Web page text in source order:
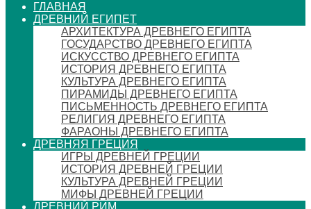
ГЛАВНАЯ
ДРЕВНИЙ ЕГИПЕТ
АРХИТЕКТУРА ДРЕВНЕГО ЕГИПТА
ГОСУДАРСТВО ДРЕВНЕГО ЕГИПТА
ИСКУССТВО ДРЕВНЕГО ЕГИПТА
ИСТОРИЯ ДРЕВНЕГО ЕГИПТА
КУЛЬТУРА ДРЕВНЕГО ЕГИПТА
ПИРАМИДЫ ДРЕВНЕГО ЕГИПТА
ПИСЬМЕННОСТЬ ДРЕВНЕГО ЕГИПТА
РЕЛИГИЯ ДРЕВНЕГО ЕГИПТА
ФАРАОНЫ ДРЕВНЕГО ЕГИПТА
ДРЕВНЯЯ ГРЕЦИЯ
ИГРЫ ДРЕВНЕЙ ГРЕЦИИ
ИСТОРИЯ ДРЕВНЕЙ ГРЕЦИИ
КУЛЬТУРА ДРЕВНЕЙ ГРЕЦИИ
МИФЫ ДРЕВНЕЙ ГРЕЦИИ